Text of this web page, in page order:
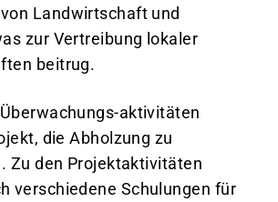
Landwirtschaft und
zur Vertreibung lokaler
beitrug.
aktivitäten
die Abholzung zu
Zu den Projektaktivitäten
verschiedene Schulungen für